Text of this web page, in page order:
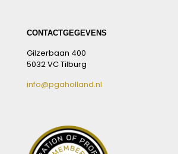
CONTACTGEGEVENS
Gilzerbaan 400
5032 VC Tilburg
info@pgaholland.nl